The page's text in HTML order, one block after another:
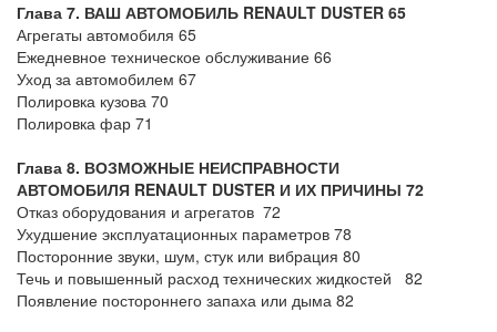
Глава 7. ВАШ АВТОМОБИЛЬ RENAULT DUSTER 65
Агрегаты автомобиля 65
Ежедневное техническое обслуживание 66
Уход за автомобилем 67
Полировка кузова 70
Полировка фар 71
Глава 8. ВОЗМОЖНЫЕ НЕИСПРАВНОСТИ
АВТОМОБИЛЯ RENAULT DUSTER И ИХ ПРИЧИНЫ 72
Отказ оборудования и агрегатов 72
Ухудшение эксплуатационных параметров 78
Посторонние звуки, шум, стук или вибрация 80
Течь и повышенный расход технических жидкостей 82
Появление постороннего запаха или дыма 82